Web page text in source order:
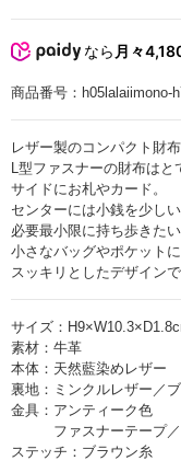
なら 月々
商品番号： h05lalaiimono-
レザー製のコンパクト財布
L型ファスナーの財布はと
サイドにお札やカード。
センターには小銭を少し
必要最小限に持ち歩きたい
小さなバッグやポケット
スッキリとしたデザインで
サイズ：
素材：牛革
本体：天然藍染めレザー
裏地：ミンクルレザー／
金具：アンティーク色
ファスナーテープ／
ステッチ：ブラウン糸